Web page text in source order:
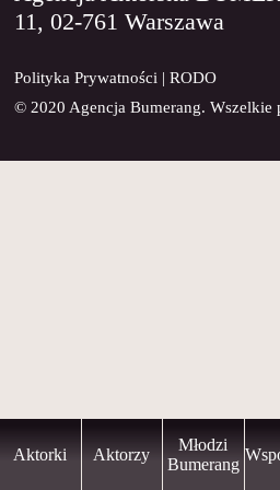
Aktorki Aktorzy
Młodzi
Bumerang
11, 02-761 Warszawa
Polityka Prywatności |RODO
© 2020 Agencja Bumerang. Wszelkie